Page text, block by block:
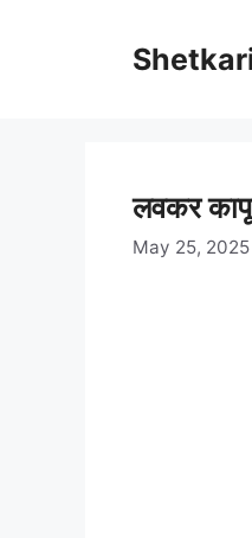
लवकर
May 25, 2025